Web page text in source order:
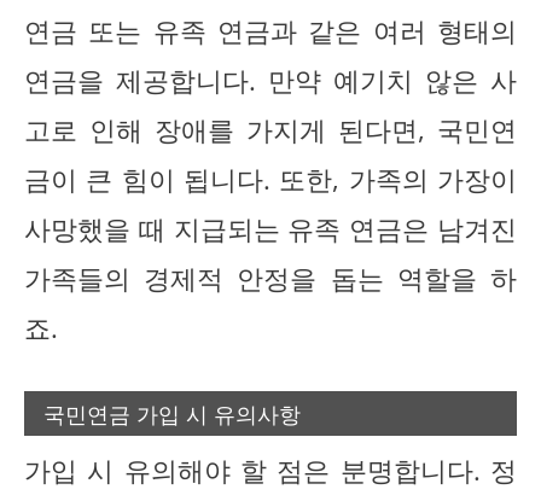
연금 또는 유족 연금과 같은 여러 형태의
연금을 제공합니다. 만약 예기치 않은 사
고로 인해 장애를 가지게 된다면, 국민연
금이 큰 힘이 됩니다. 또한, 가족의 가장이
사망했을 때 지급되는 유족 연금은 남겨진
가족들의 경제적 안정을 돕는 역할을 하
죠.
국민연금 가입 시 유의사항
가입 시 유의해야 할 점은 분명합니다. 정